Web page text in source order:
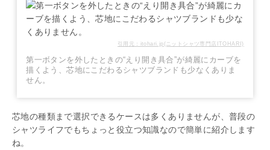
引用元：itohari.jp(ニットシャツ専門店ITOHARI)
第一ボタンを外したときの“えり開き具合”が綺麗にカーブを
描くよう、芯地にこだわるシャツブランドも少なくありま
せん。
芯地の種類まで選択できるケースは多くありませんが、普段の
シャツライフでもちょっと役立つ知識なので簡単に紹介します
ね。